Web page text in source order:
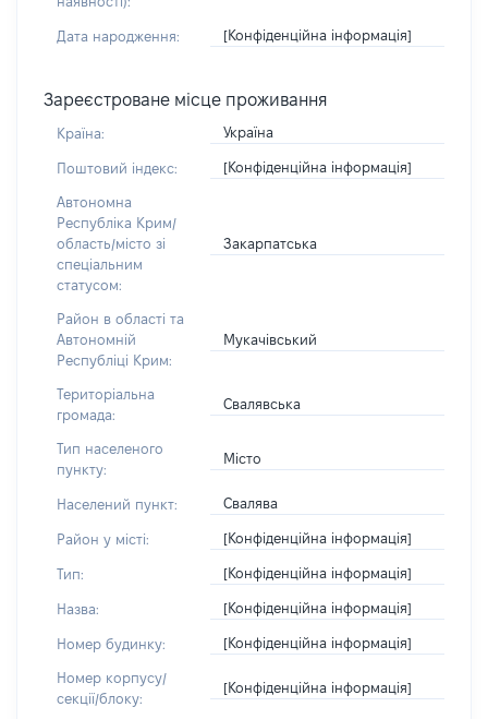
Дата народження: [Конфіденційна інформація]
Зареєстроване місце проживання
Країна: Україна
Поштовий індекс: [Конфіденційна інформація]
Автономна
Республіка Крим/
область/місто зі
спеціальним
статусом:
Закарпатська
Район в області та
Автономній
Республіці Крим:
Мукачівський
Територіальна
громада:
Свалявська
Тип населеного
пункту:
Місто
Населений пункт: Свалява
Район у місті: [Конфіденційна інформація]
Тип: [Конфіденційна інформація]
Назва: [Конфіденційна інформація]
Номер будинку: [Конфіденційна інформація]
Номер корпусу/
секції/блоку:
[Конфіденційна інформація]